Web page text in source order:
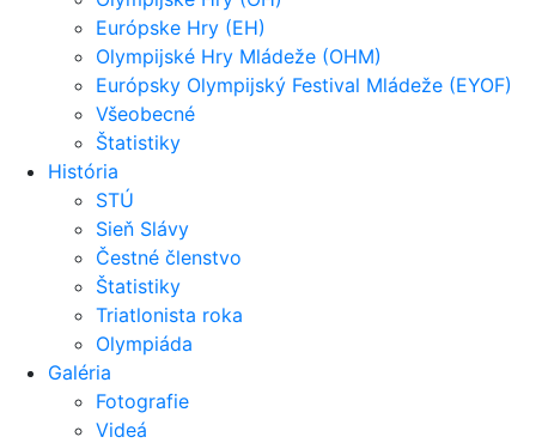
Európske Hry (EH)
Olympijské Hry Mládeže (OHM)
Európsky Olympijský Festival Mládeže (EYOF)
Všeobecné
Štatistiky
História
STÚ
Sieň Slávy
Čestné členstvo
Štatistiky
Triatlonista roka
Olympiáda
Galéria
Fotografie
Videá